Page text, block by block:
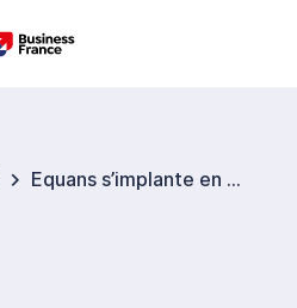
Equans s’implante en Roumanie et renforce son attractivité pour les grands groupes